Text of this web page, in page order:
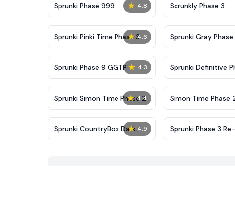
★ 4.8
Sprunki Phase 999 Scrunkly Phase 3
★ 4.6
Sprunki Pinki Time Phase 3 Sprunki Gray Phase
★ 4.3
Sprunki Phase 9 GGTP
Sprunki Definitive
New
★ 4.4
Sprunki Simon Time Phase 2 Simon Time Phase
★ 4.9
Sprunki CountryBox Dark
Phase
Sprunki Phase 3